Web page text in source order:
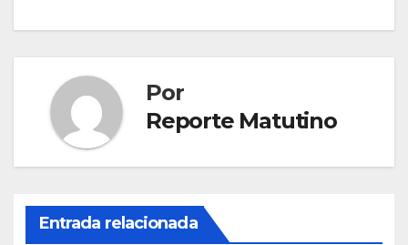
Por
Reporte Matutino
Entrada relacionada